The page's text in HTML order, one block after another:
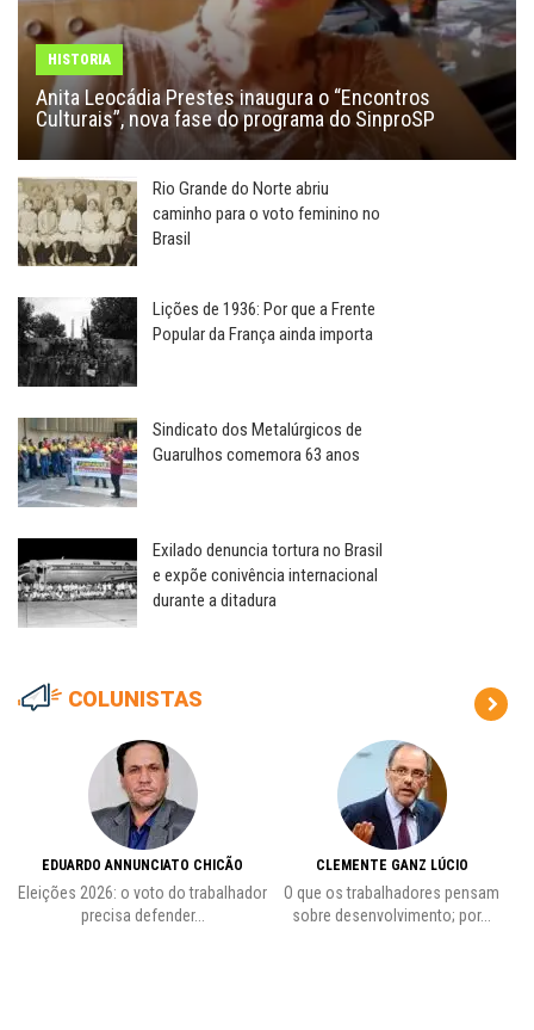
HISTORIA
Anita Leocádia Prestes inaugura o “Encontros
Culturais”, nova fase do programa do SinproSP
Rio Grande do Norte abriu
caminho para o voto feminino no
Brasil
Lições de 1936: Por que a Frente
Popular da França ainda importa
Sindicato dos Metalúrgicos de
Guarulhos comemora 63 anos
Exilado denuncia tortura no Brasil
e expõe conivência internacional
durante a ditadura
COLUNISTAS
EDUARDO ANNUNCIATO CHICÃO
Eleições 2026: o voto do trabalhador
precisa defender...
CLEMENTE GANZ LÚCIO
O que os trabalhadores pensam
sobre desenvolvimento; por...